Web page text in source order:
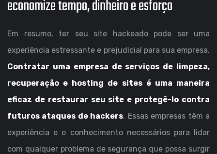
economize tempo, dinheiro e esforço
Em resumo, ter seu site hackeado pode ser uma
experiência estressante e prejudicial para sua empresa.
Contratar uma empresa de serviços de limpeza,
recuperação e hosting de sites é uma maneira
eficaz de restaurar seu site e protegê-lo contra
futuros ataques de hackers. Essas empresas têm a
experiência e o conhecimento necessários para lidar
com qualquer problema de segurança que possa surgir